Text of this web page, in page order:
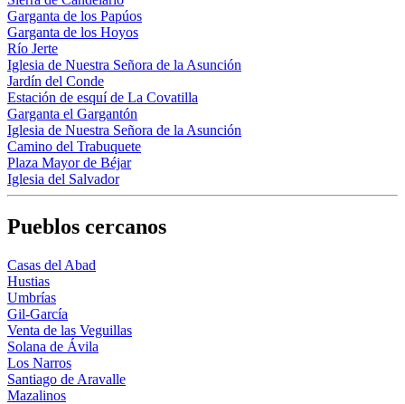
Garganta de los Papúos
Garganta de los Hoyos
Río Jerte
Iglesia de Nuestra Señora de la Asunción
Jardín del Conde
Estación de esquí de La Covatilla
Garganta el Gargantón
Iglesia de Nuestra Señora de la Asunción
Camino del Trabuquete
Plaza Mayor de Béjar
Iglesia del Salvador
Pueblos cercanos
Casas del Abad
Hustias
Umbrías
Gil-García
Venta de las Veguillas
Solana de Ávila
Los Narros
Santiago de Aravalle
Mazalinos